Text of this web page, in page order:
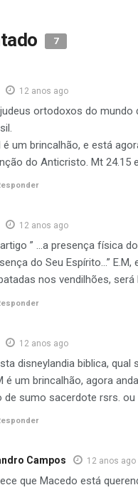
7
12 anos ago
ortodoxos do
é um brincalhão, e está
do Anticristo. Mt 24.15
12 anos ago
” …a presença física
do Seu Espírito…”
nos vendilhões, será
12 anos ago
disneylandia biblica,
é um brincalhão, agora
de sumo sacerdote rsrs.
Campos 12 anos ago
que Macedo está